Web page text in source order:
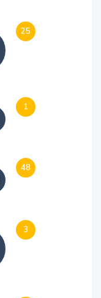
25
1
48
3